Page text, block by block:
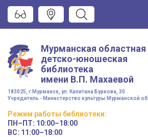
Мурманская областная
детско-юношеская
библиотека
имени В.П. Махаевой
183025, г.Мурманск, ул. Капитана Буркова, 30
Учредитель - Министерство культуры Мурманской
Режим работы библиотеки:
ПН–ПТ: 10:00–18:00
ВС: 11:00–18:00